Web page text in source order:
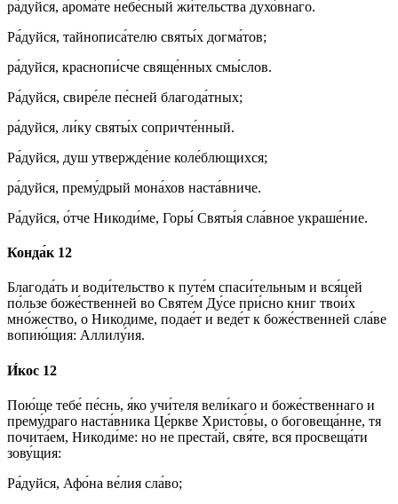
ра́дуйся, арома́те небе́сный жи́тельства духо́внаго.
Ра́дуйся, тайнописа́телю святы́х догма́тов;
ра́дуйся, краснопи́сче свяще́нных смы́слов.
Ра́дуйся, свире́ле пе́сней благода́тных;
ра́дуйся, ли́ку святы́х сопричте́нный.
Ра́дуйся, душ утвержде́ние коле́блющихся;
ра́дуйся, прему́дрый мона́хов наста́вниче.
Ра́дуйся, о́тче Никоди́ме, Горы́ Святы́я сла́вное украше́ние.
Конда́к 12
Благода́ть и води́тельство к путе́м спаси́тельным и вся́цей
по́льзе боже́ственней во Святе́м Ду́се при́сно книг твои́х
мно́жество, о Никодиме, подае́т и веде́т к боже́ственней сла́ве
вопию́щия: Аллилу́ия.
И́кос 12
Пою́ще тебе́ пе́снь, я́ко учи́теля вели́каго и боже́ственнаго и
прему́драго наста́вника Це́ркве Христо́вы, о боговеща́нне, тя
почита́ем, Никоди́ме: но не преста́й, свя́те, вся просвеща́ти
зову́щия:
Ра́дуйся, Афо́на ве́лия сла́во;